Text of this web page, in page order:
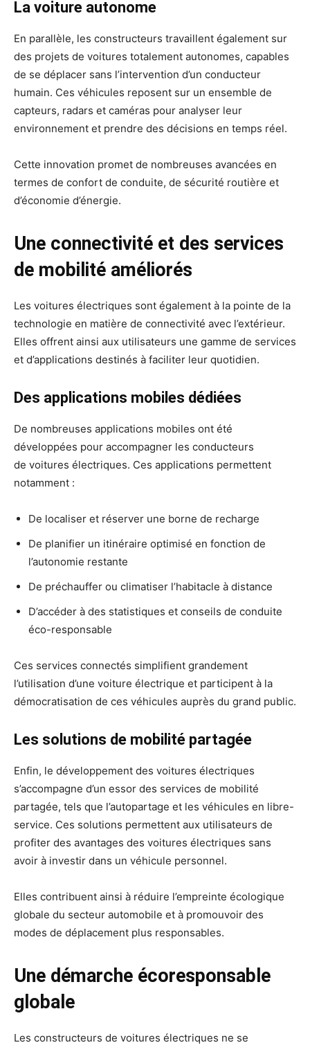
La voiture autonome
En parallèle, les constructeurs travaillent également sur
des projets de voitures totalement autonomes, capables
de se déplacer sans l’intervention d’un conducteur
humain. Ces véhicules reposent sur un ensemble de
capteurs, radars et caméras pour analyser leur
environnement et prendre des décisions en temps réel.
Cette innovation promet de nombreuses avancées en
termes de confort de conduite, de sécurité routière et
d’économie d’énergie.
Une connectivité et des services
de mobilité améliorés
Les voitures électriques sont également à la pointe de la
technologie en matière de connectivité avec l’extérieur.
Elles offrent ainsi aux utilisateurs une gamme de services
et d’applications destinés à faciliter leur quotidien.
Des applications mobiles dédiées
De nombreuses applications mobiles ont été
développées pour accompagner les conducteurs
de voitures électriques. Ces applications permettent
notamment :
De localiser et réserver une borne de recharge
De planifier un itinéraire optimisé en fonction de
l’autonomie restante
De préchauffer ou climatiser l’habitacle à distance
D’accéder à des statistiques et conseils de conduite
éco-responsable
Ces services connectés simplifient grandement
l’utilisation d’une voiture électrique et participent à la
démocratisation de ces véhicules auprès du grand public.
Les solutions de mobilité partagée
Enfin, le développement des voitures électriques
s’accompagne d’un essor des services de mobilité
partagée, tels que l’autopartage et les véhicules en libre-
service. Ces solutions permettent aux utilisateurs de
profiter des avantages des voitures électriques sans
avoir à investir dans un véhicule personnel.
Elles contribuent ainsi à réduire l’empreinte écologique
globale du secteur automobile et à promouvoir des
modes de déplacement plus responsables.
Une démarche écoresponsable
globale
Les constructeurs de voitures électriques ne se